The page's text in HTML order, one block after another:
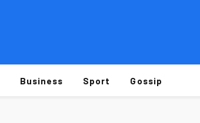
Business Sport Gossip